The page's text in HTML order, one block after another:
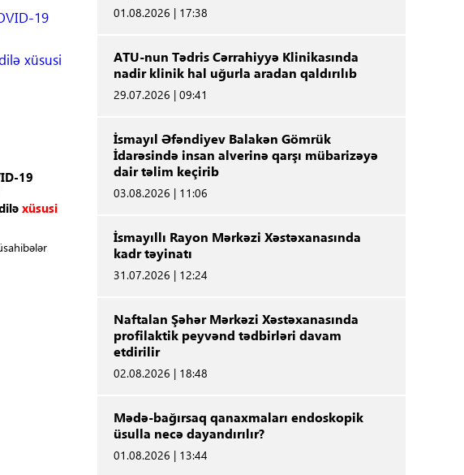
19
xüsusi
01.08.2026 | 17:38
ATU-nun Tədris Cərrahiyyə Klinikasında
nadir klinik hal uğurla aradan qaldırılıb
29.07.2026 | 09:41
İsmayıl Əfəndiyev Balakən Gömrük
İdarəsində insan alverinə qarşı mübarizəyə
dair təlim keçirib
03.08.2026 | 11:06
İsmayıllı Rayon Mərkəzi Xəstəxanasında
kadr təyinatı
31.07.2026 | 12:24
Naftalan Şəhər Mərkəzi Xəstəxanasında
profilaktik peyvənd tədbirləri davam
etdirilir
02.08.2026 | 18:48
Mədə-bağırsaq qanaxmaları endoskopik
üsulla necə dayandırılır?
01.08.2026 | 13:44